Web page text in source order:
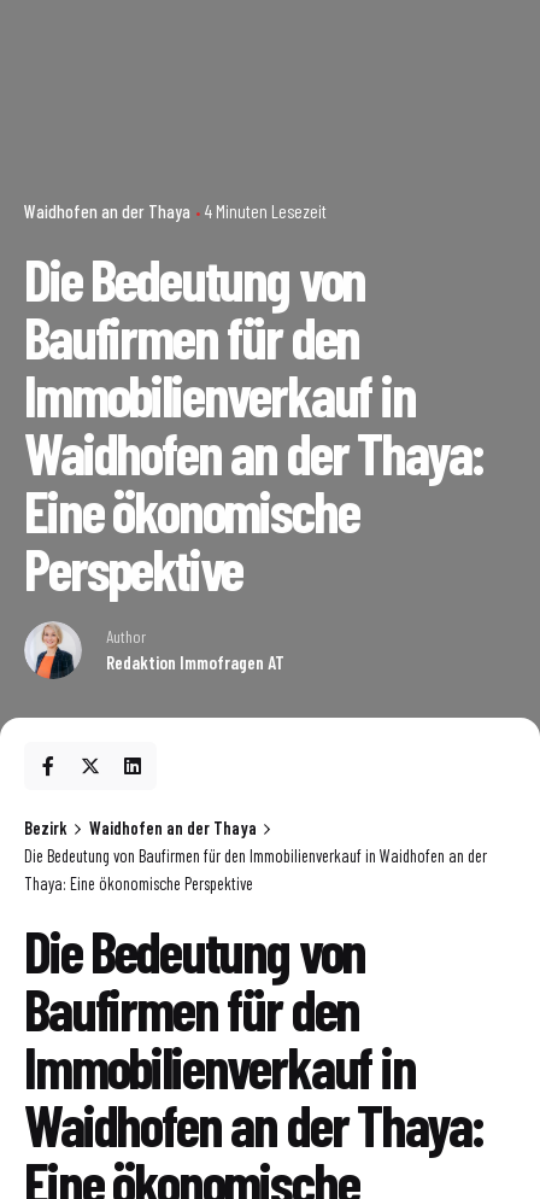
Waidhofen an der Thaya 4 Minuten Lesezeit
Die Bedeutung von
Baufirmen für den
Immobilienverkauf in
Waidhofen an der Thaya:
Eine ökonomische
Perspektive
Author
Redaktion Immofragen AT
Bezirk
Waidhofen an der Thaya
Die Bedeutung von Baufirmen für den Immobilienverkauf in Waidhofen an der
Thaya: Eine ökonomische Perspektive
Die Bedeutung von
Baufirmen für den
Immobilienverkauf in
Waidhofen an der Thaya:
Eine ökonomische